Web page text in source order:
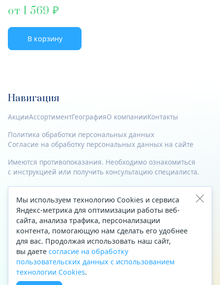
от 1 569
В корзину
Навигация
АкцииАссортиментГеографияО компанииКонтакты
Политика обработки персональных данных
Согласие на обработку персональных данных на сайте
Имеются противопоказания. Необходимо ознакомиться
с инструкцией или получить консультацию специалиста.
© 2023—2026 Все права защищены.
Адрес
Архангельск, ул. Папанина, д. 19 (вход в здание со стороны
автоцентра «Тойота»)
Приемная Генерального директора
Телефон
+7 (8182) 63-60-31
Факс
+7 (8182) 68-66-71
Мы используем технологию Cookies и сервиса
Яндекс-метрика для оптимизации работы веб-
сайта, анализа трафика, персонализации
контента, помогающую нам сделать его удобнее
для вас. Продолжая использовать наш сайт,
вы даете согласие на обработку
пользовательских данных с использованием
технологии Cookies.